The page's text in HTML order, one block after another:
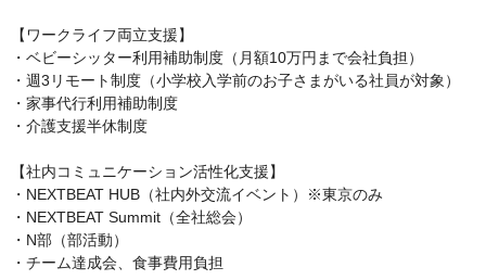
【ワークライフ両立支援】
・ベビーシッター利用補助制度（月額10万円まで会社負担）
・週3リモート制度（小学校入学前のお子さまがいる社員が対象）
・家事代行利用補助制度
・介護支援半休制度
【社内コミュニケーション活性化支援】
・NEXTBEAT HUB（社内外交流イベント）※東京のみ
・NEXTBEAT Summit（全社総会）
・N部（部活動）
・チーム達成会、食事費用負担